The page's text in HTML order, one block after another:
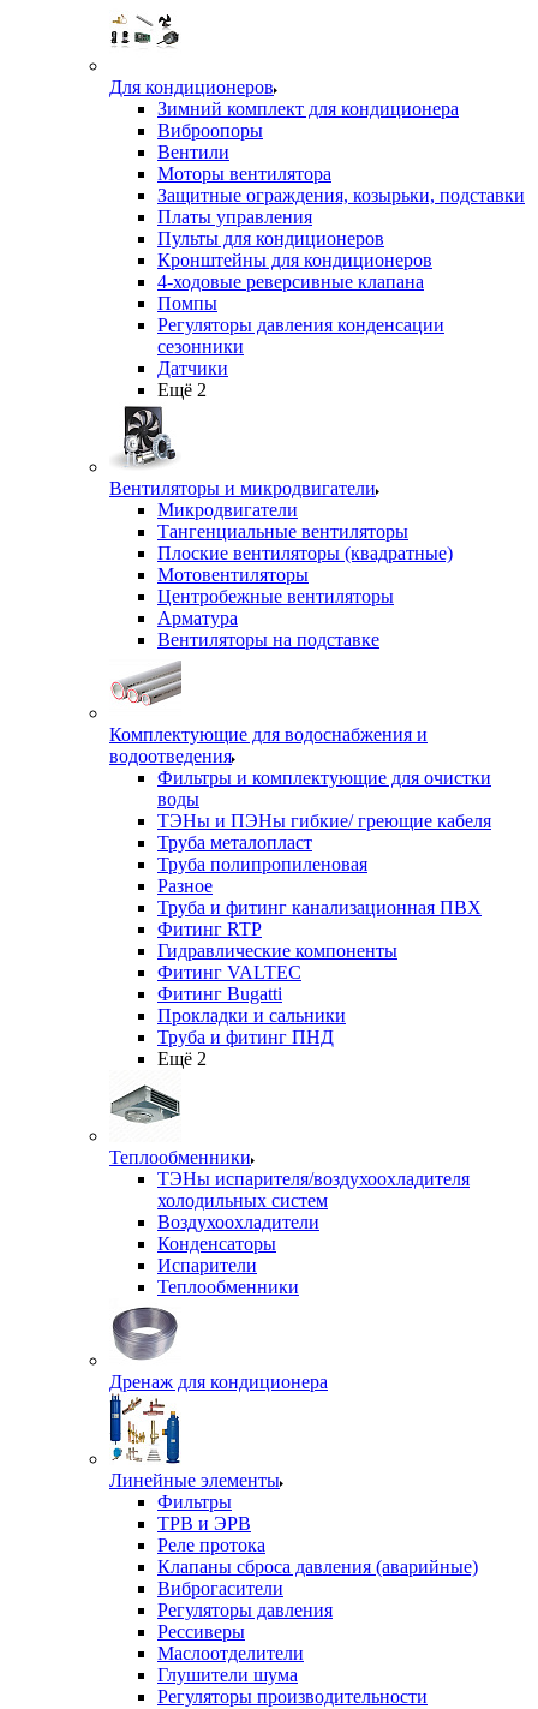
Для кондиционеров
Зимний комплект для кондиционера
Виброопоры
Вентили
Моторы вентилятора
Защитные ограждения, козырьки, подставки
Платы управления
Пульты для кондиционеров
Кронштейны для кондиционеров
4-ходовые реверсивные клапана
Помпы
Регуляторы давления конденсации
сезонники
Датчики
Ещё 2
Вентиляторы и микродвигатели
Микродвигатели
Тангенциальные вентиляторы
Плоские вентиляторы (квадратные)
Мотовентиляторы
Центробежные вентиляторы
Арматура
Вентиляторы на подставке
Комплектующие для водоснабжения и
водоотведения
Фильтры и комплектующие для очистки
воды
ТЭНы и ПЭНы гибкие/ греющие кабеля
Труба металопласт
Труба полипропиленовая
Разное
Труба и фитинг канализационная ПВХ
Фитинг RTP
Гидравлические компоненты
Фитинг VALTEC
Фитинг Bugatti
Прокладки и сальники
Труба и фитинг ПНД
Ещё 2
Теплообменники
ТЭНы испарителя/воздухоохладителя
холодильных систем
Воздухоохладители
Конденсаторы
Испарители
Теплообменники
Дренаж для кондиционера
Линейные элементы
Фильтры
ТРВ и ЭРВ
Реле протока
Клапаны сброса давления (аварийные)
Виброгасители
Регуляторы давления
Рессиверы
Маслоотделители
Глушители шума
Регуляторы производительности